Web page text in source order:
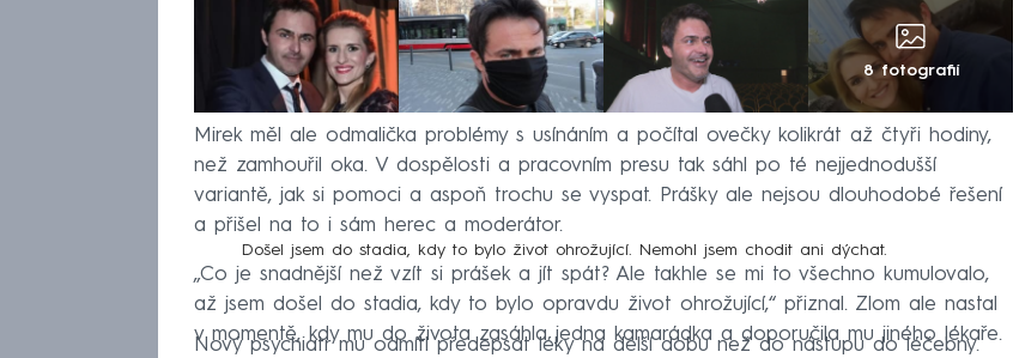
8 fotografií
Mirek měl ale odmalička problémy s usínáním a počítal ovečky kolikrát až čtyři hodiny,
než zamhouřil oka. V dospělosti a pracovním presu tak sáhl po té nejjednodušší
variantě, jak si pomoci a aspoň trochu se vyspat. Prášky ale nejsou dlouhodobé řešení
a přišel na to i sám herec a moderátor.
Došel jsem do stadia, kdy to bylo život ohrožující. Nemohl jsem chodit ani dýchat.
„Co je snadnější než vzít si prášek a jít spát? Ale takhle se mi to všechno kumulovalo,
až jsem došel do stadia, kdy to bylo opravdu život ohrožující,“ přiznal. Zlom ale nastal
v momentě, kdy mu do života zasáhla jedna kamarádka a doporučila mu jiného lékaře.
Nový psychiatr mu odmítl předepsat léky na delší dobu než do nástupu do léčebny.